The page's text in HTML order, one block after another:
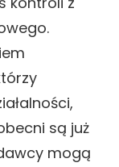
są już
mogą